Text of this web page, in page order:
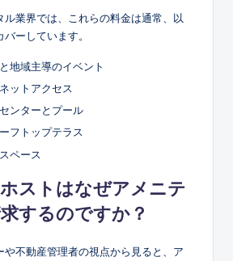
ル業界では、これらの料金は通常、以
ーしています。
地域主導のイベント
ットアクセス
ンターとプール
フトップテラス
ペース
ストはなぜアメニテ
するのですか？
や不動産管理者の視点から見ると、ア